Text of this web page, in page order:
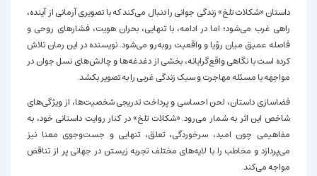
داستان «شکلات تلخ» زندگی جوانی را دنبال می‌کند که با تصویری آرمانی از آینده،
راهی غرب می‌شود؛ اما در ادامه، با تنهایی، بحران هویت، فشارهای روحی و
فاصله عمیق میان رؤیا و واقعیت روبه‌رو می‌شود. نویسنده در این رمان تلاش
کرده است با نگاهی واقع‌گرایانه، بخشی از دغدغه‌ها و چالش‌های نسل جوان در
مواجهه با مسئله مهاجرت و سبک زندگی غربی را به تصویر بکشد.
فضاسازی داستان، لحن احساسی و پرداخت تدریجی شخصیت‌ها، از ویژگی‌های
شاخص این اثر به شمار می‌رود. «شکلات تلخ» در کنار روایت داستانی خود، به
مفاهیمی چون امید، سرخوردگی، تعلق، تنهایی و جست‌وجوی معنا نیز
می‌پردازد و مخاطب را با لایه‌های مختلف تجربه زیستن در جهانی پر از تناقض
مواجه می‌کند.